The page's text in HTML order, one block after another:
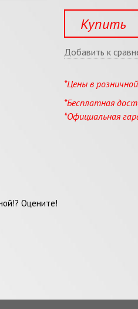
Купить
Добавить к
*Цены в
*Бесплатная
*Официальная
Оцените!